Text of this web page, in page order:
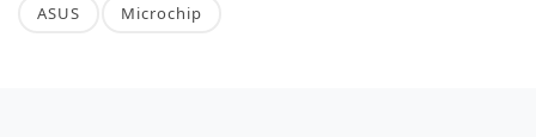
ASUS Microchip